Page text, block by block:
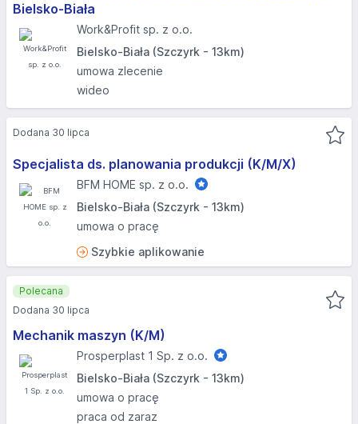
Bielsko-Biała
Work&Profit sp. z o.o.
Bielsko-Biała (Szczyrk - 13km)
umowa zlecenie
wideo
Specjalista ds. planowania produkcji (K/M/X)
BFM HOME sp. z o.o.
Bielsko-Biała (Szczyrk - 13km)
umowa o pracę
Szybkie aplikowanie
Dodana 30 lipca
Mechanik maszyn (K/M)
Prosperplast 1 Sp. z o.o.
Bielsko-Biała (Szczyrk - 13km)
umowa o pracę
praca od zaraz
Polecana
Dodana 30 lipca